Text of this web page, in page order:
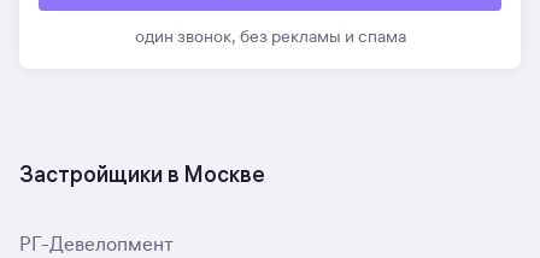
один звонок, без рекламы и спама
Застройщики в Москве
РГ-Девелопмент